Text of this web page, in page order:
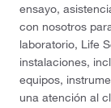
ensayo,
con nosotros
laboratorio, Life
instalaciones,
equipos,
una atención al